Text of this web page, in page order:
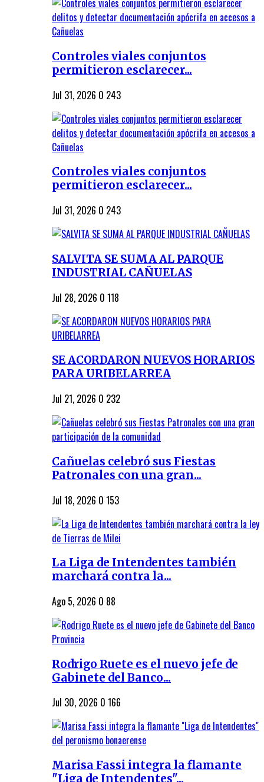
Controles viales conjuntos
permitieron esclarecer...
Jul 31, 2026 0 243
Controles viales conjuntos
permitieron esclarecer...
Jul 31, 2026 0 243
SALVITA SE SUMA AL PARQUE
INDUSTRIAL CAÑUELAS
Jul 28, 2026 0 118
SE ACORDARON NUEVOS HORARIOS
PARA URIBELARREA
Jul 21, 2026 0 232
Cañuelas celebró sus Fiestas
Patronales con una gran...
Jul 18, 2026 0 153
La Liga de Intendentes también
marchará contra la...
Ago 5, 2026 0 88
Rodrigo Ruete es el nuevo jefe de
Gabinete del Banco...
Jul 30, 2026 0 166
Marisa Fassi integra la flamante
"Liga de Intendentes"...